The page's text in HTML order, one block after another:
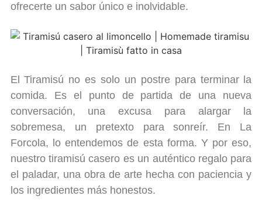
ofrecerte un sabor único e inolvidable.
El Tiramisú no es solo un postre para terminar la
comida. Es el punto de partida de una nueva
conversación, una excusa para alargar la
sobremesa, un pretexto para sonreír. En La
Forcola, lo entendemos de esta forma. Y por eso,
nuestro tiramisú casero es un auténtico regalo para
el paladar, una obra de arte hecha con paciencia y
los ingredientes más honestos.